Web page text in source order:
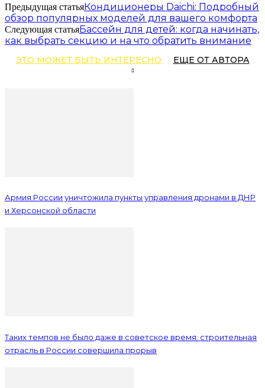
Предыдущая статьяКондиционеры Daichi: Подробный
обзор популярных моделей для вашего комфорта
Следующая статьяБассейн для детей: когда начинать,
как выбрать секцию и на что обратить внимание
ЭТО МОЖЕТ БЫТЬ ИНТЕРЕСНО ЕЩЕ ОТ АВТОРА
Армия России уничтожила пункты управления дронами в ДНР
и Херсонской области
Таких темпов не было даже в советское время: строительная
отрасль в России совершила прорыв